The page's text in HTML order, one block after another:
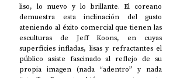
liso, lo nuevo y lo brillante. El coreano
demuestra esta inclinación del gusto
ateniendo al éxito comercial que tienen las
esculturas de Jeff Koons, en cuyas
superficies infladas, lisas y refractantes el
público asiste fascinado al reflejo de su
propia imagen (nada “adentro” y nada